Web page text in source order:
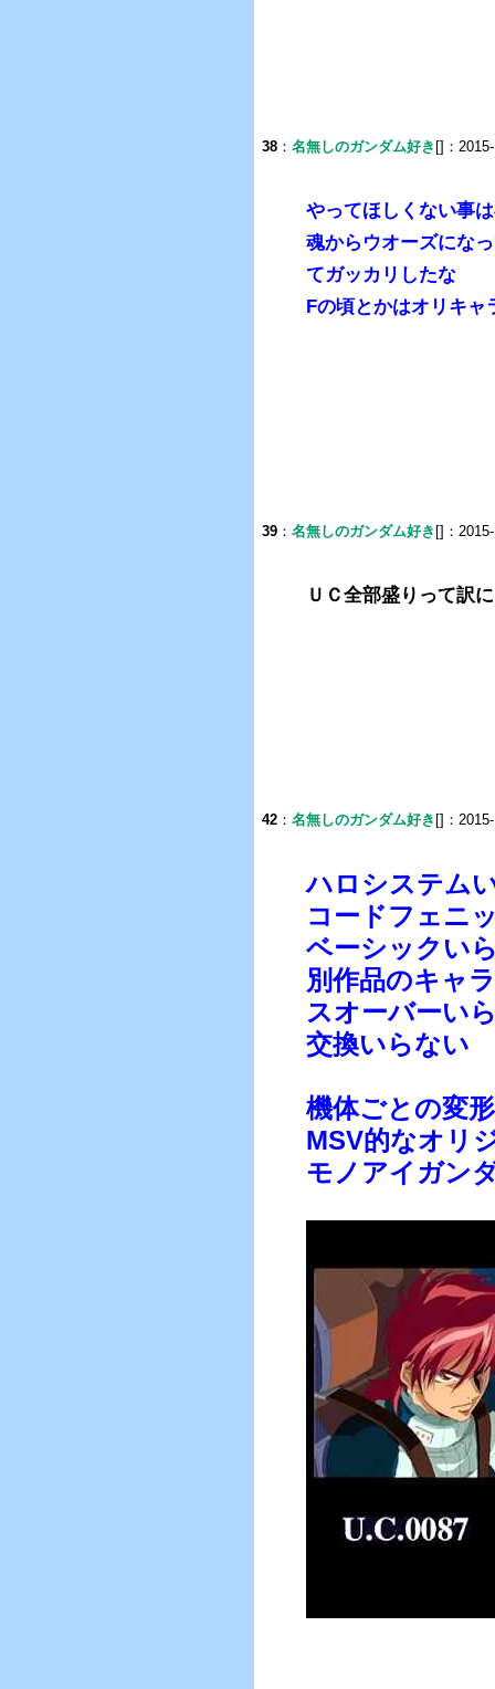
38 ： 名無しのガンダム好き []：
やってほしくない事
魂からウオーズにな
てガッカリしたな
Fの頃とかはオリキャ
39 ： 名無しのガンダム好き []：
ＵＣ全部盛りって訳
42 ： 名無しのガンダム好き []：
ハロシステム
コードフェニ
ベーシックい
別作品のキャ
スオーバーい
交換いらない
機体ごとの変
MSV的なオリ
モノアイガン